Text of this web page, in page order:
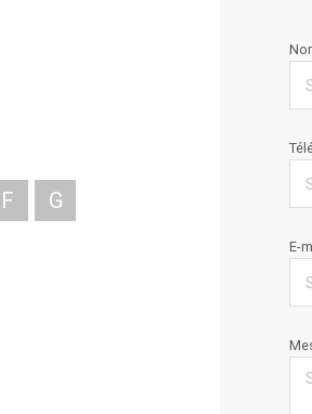
F G
E-